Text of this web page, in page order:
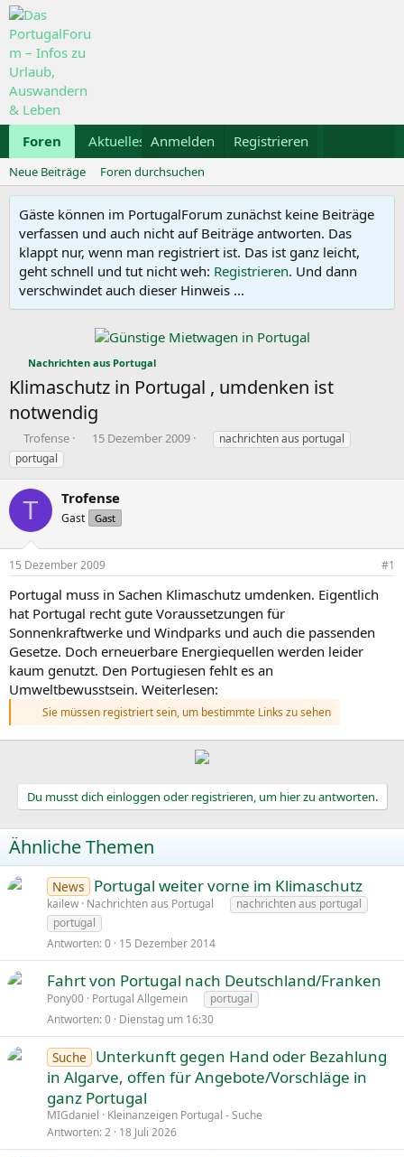
Foren Aktuelles Galerie Kalender
Anmelden Registrieren
Neue Beiträge Foren durchsuchen
Gäste können im PortugalForum zunächst keine Beiträge
verfassen und auch nicht auf Beiträge antworten. Das
klappt nur, wenn man registriert ist. Das ist ganz leicht,
geht schnell und tut nicht weh: Registrieren. Und dann
verschwindet auch dieser Hinweis ...
Nachrichten aus Portugal
Klimaschutz in Portugal , umdenken ist
notwendig
E
r
s
t
e
l
e
r
Trofense
E
e
t
a
15 Dezember 2009
S
o
e
nachrichten aus portugal
portugal
T Trofense
Gast Gast
15 Dezember 2009 #1
Portugal muss in Sachen Klimaschutz umdenken. Eigentlich
hat Portugal recht gute Voraussetzungen für
Sonnenkraftwerke und Windparks und auch die passenden
Gesetze. Doch erneuerbare Energiequellen werden leider
kaum genutzt. Den Portugiesen fehlt es an
Umweltbewusstsein. Weiterlesen:
Sie müssen registriert sein, um bestimmte Links zu sehen
Du musst dich einloggen oder registrieren, um hier zu antworten.
Ähnliche Themen
News Portugal weiter vorne im Klimaschutz
kailew Nachrichten aus Portugal
nachrichten aus portugal
portugal
Antworten 0 15 Dezember 2014
Fahrt von Portugal nach Deutschland/Franken
Pony00 Portugal Allgemein
portugal
Antworten 0 Dienstag um 16:30
Suche
Unterkunft gegen Hand oder Bezahlung
in Algarve, offen für Angebote/Vorschläge in
ganz Portugal
MIGdaniel
Kleinanzeigen Portugal - Suche
Antworten 2 18 Juli 2026